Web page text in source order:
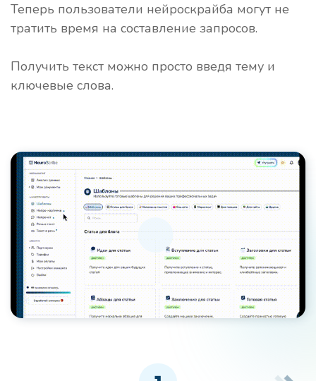
Теперь пользователи нейроскрайба могут не
тратить время на составление запросов.
Получить текст можно просто введя тему и
ключевые слова.